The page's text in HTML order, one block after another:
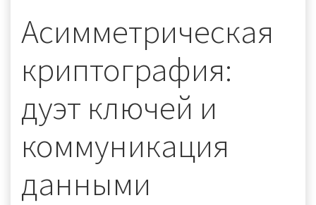
Асимметрическая
криптография:
дуэт ключей и
коммуникация
данными